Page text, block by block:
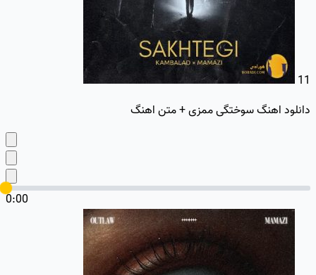
11
دانلود اهنگ سوختگی ممزی + متن اهنگ
0:00